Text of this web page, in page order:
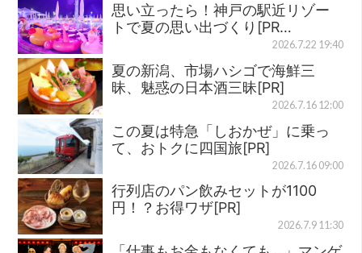
思い立ったら！神戸の駅近リゾー
トで夏の思い出づくり[PR…
2026.7.22 19:40
夏の新潟、市場ハシゴで海鮮三
昧、魅惑の日本酒三昧[PR]
2026.7.16 12:00
この夏は特急「しおかぜ」に乗っ
て、おトクに四国旅[PR]
2026.7.16 09:00
行列店のパン飲みセットが1100
円！？お得ワザ[PR]
2026.7.9 11:30